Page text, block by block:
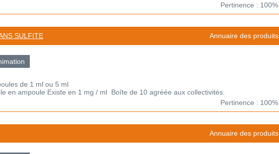
Pertinence : 100%
SULFITE Annuaire des produits
de 1 ml ou 5 ml
en ampoule Existe en 1 mg / ml Boîte de 10 agréée aux collectivités.
Pertinence : 100%
Annuaire des produits